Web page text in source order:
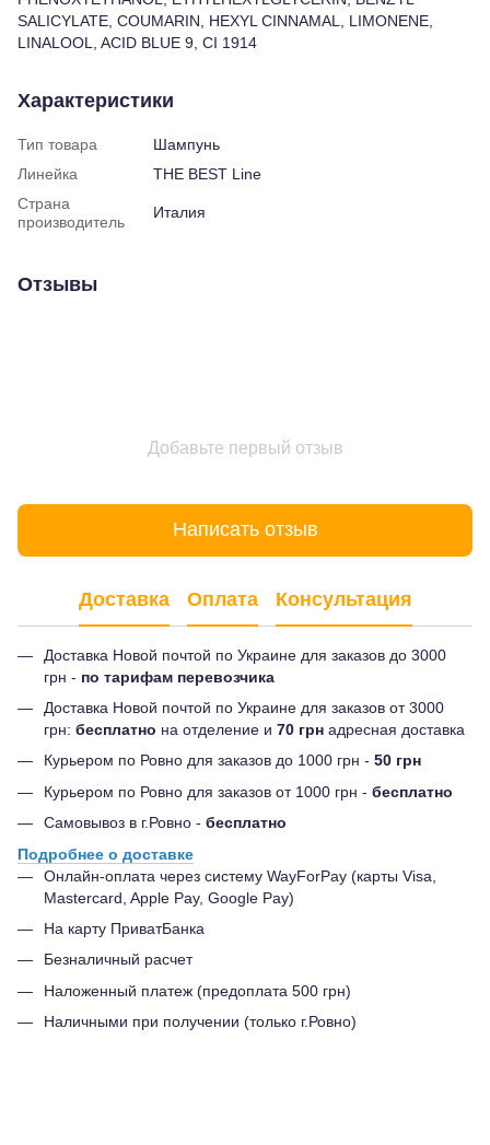
SALICYLATE, COUMARIN, HEXYL CINNAMAL, LIMONENE,
LINALOOL, ACID BLUE 9, CI 1914
Характеристики
Тип товара
Шампунь
Линейка
THE BEST Line
Страна
производитель
Италия
Отзывы
Добавьте первый отзыв
Написать отзыв
Доставка Оплата Консультация
Доставка Новой почтой по Украине для заказов до 3000
грн - по тарифам перевозчика
Доставка Новой почтой по Украине для заказов от 3000
грн: бесплатно на отделение и 70 грн адресная доставка
Курьером по Ровно для заказов до 1000 грн - 50 грн
Курьером по Ровно для заказов от 1000 грн - бесплатно
Самовывоз в г.Ровно - бесплатно
Подробнее о доставке
Онлайн-оплата через систему WayForPay (карты Visa,
Mastercard, Apple Pay, Google Pay)
На карту ПриватБанка
Безналичный расчет
Наложенный платеж (предоплата 500 грн)
Наличными при получении (только г.Ровно)